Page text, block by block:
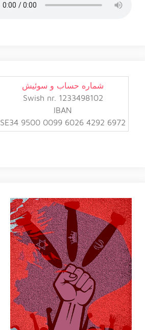
شماره حساب و سوئیش
Swish nr. 1233498102
IBAN
SE34 9500 0099 6026 4292 6972